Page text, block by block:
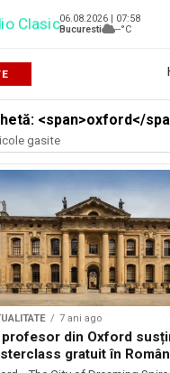
06.08.2026 | 07:58
Bucuresti
--°C
<span>oxford</
gasite
7 ani ago
profesor din Oxford
gratuit în